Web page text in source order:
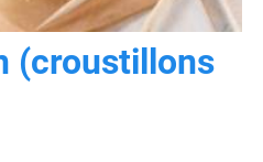
(croustillons